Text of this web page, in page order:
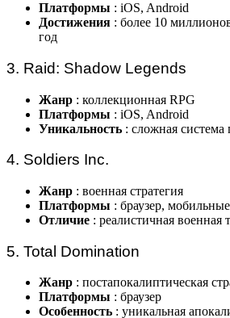
Платформы : iOS, Android
Достижения : более 10
год
3. Raid: Shadow Legends
Жанр : коллекционная RPG
Платформы : iOS, Android
Уникальность : сложная
4. Soldiers Inc.
Жанр : военная стратегия
Платформы : браузер,
Отличие : реалистичная военная
5. Total Domination
Жанр : постапокалиптическая
Платформы : браузер
Особенность : уникальная